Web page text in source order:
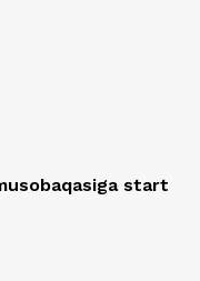
start